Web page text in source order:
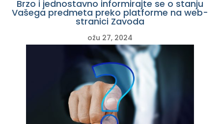
Brzo i jednostavno informirajte se o stanju
Vašega predmeta preko platforme na web-
stranici Zavoda
ožu 27, 2024